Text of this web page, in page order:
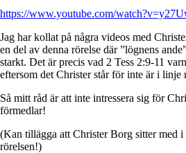
https://www.youtube.com/
Jag har kollat på några videos med
en del av denna rörelse där ”lögnens
starkt. Det är precis vad 2 Tess 2:9-11
eftersom det Christer står för inte är i
Så mitt råd är att inte intressera sig för
förmedlar!
(Kan tillägga att Christer Borg sitter med
rörelsen!)